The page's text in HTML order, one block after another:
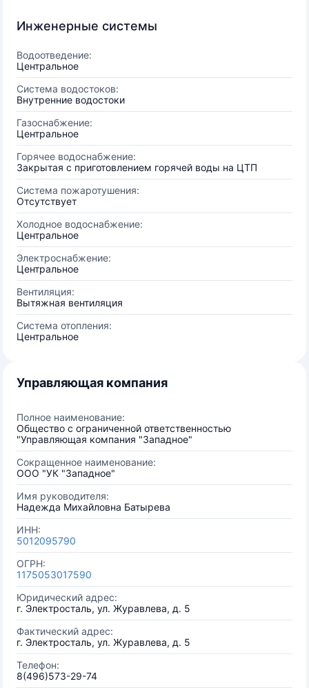
Инженерные системы
Водоотведение:
Центральное
Система водостоков:
Внутренние водостоки
Газоснабжение:
Центральное
Горячее водоснабжение:
Закрытая с приготовлением горячей воды на ЦТП
Система пожаротушения:
Отсутствует
Холодное водоснабжение:
Центральное
Электроснабжение:
Центральное
Вентиляция:
Вытяжная вентиляция
Система отопления:
Центральное
Управляющая компания
Полное наименование:
Общество с ограниченной ответственностью
"Управляющая компания "Западное"
Сокращенное наименование:
ООО "УК "Западное"
Имя руководителя:
Надежда Михайловна Батырева
ИНН:
5012095790
ОГРН:
1175053017590
Юридический адрес:
г. Электросталь, ул. Журавлева, д. 5
Фактический адрес:
г. Электросталь, ул. Журавлева, д. 5
Телефон:
8(496)573-29-74